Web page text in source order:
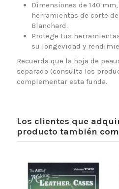
Dimensiones de 140
herramientas de corte
Blanchard.
Protege tus
su longevidad y
Recuerda que la hoja de
separado (consulta los
complementar esta funda.
Los clientes que
producto también